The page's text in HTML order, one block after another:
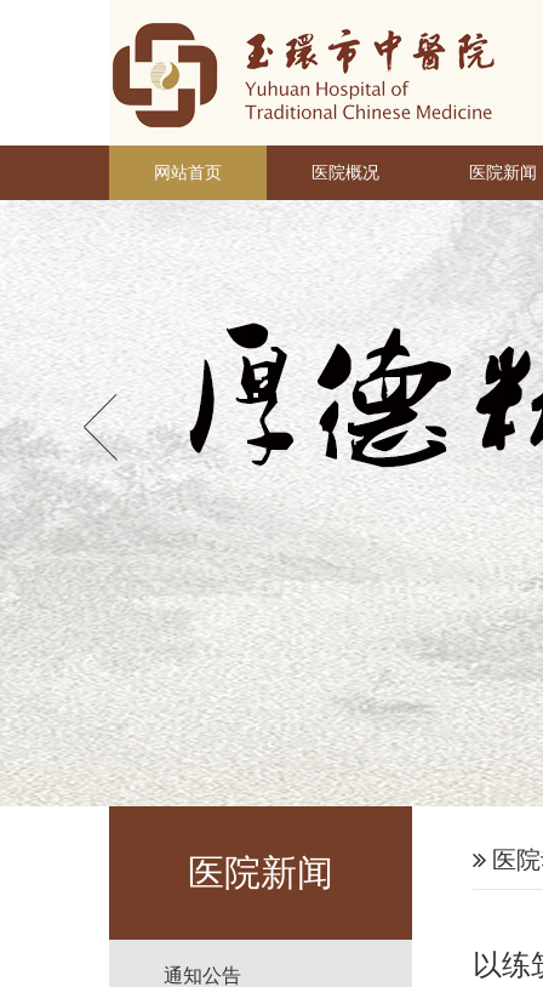
网站首页 医院概况 医院新闻
医院新闻
通知公告
医
以练